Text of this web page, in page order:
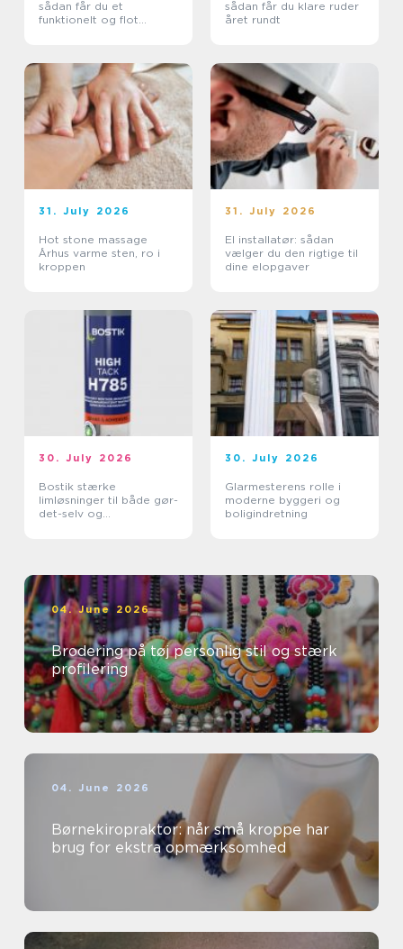
sådan får du et
funktionelt og flot
sådan får du klare ruder
året rundt
31. July 2026
Hot stone massage
Århus varme sten, ro i
kroppen
31. July 2026
El installatør: sådan
vælger du den rigtige til
dine elopgaver
30. July 2026
Bostik stærke
limløsninger til både gør-
det-selv og
30. July 2026
Glarmesterens rolle i
moderne byggeri og
boligindretning
04. June 2026
Brodering på tøj personlig stil og stærk
profilering
04. June 2026
Børnekiropraktor: når små kroppe har
brug for ekstra opmærksomhed